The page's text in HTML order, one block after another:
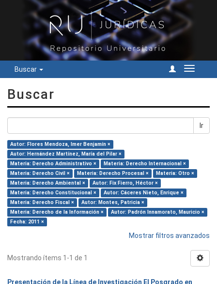
Buscar
Cambiar
Buscar
Ir
Autor: Flores Mendoza, Imer Benjamín ×
Autor: Hernández Martínez, María del Pilar ×
Materia: Derecho Administrativo ×
Materia: Derecho Internacional ×
Materia: Derecho Civil ×
Materia: Derecho Procesal ×
Materia: Otro ×
Materia: Derecho Ambiental ×
Autor: Fix Fierro, Héctor ×
Materia: Derecho Constitucional ×
Autor: Cáceres Nieto, Enrique ×
Materia: Derecho Fiscal ×
Autor: Montes, Patricia ×
Materia: Derecho de la Información ×
Autor: Padrón Innamorato, Mauricio ×
Fecha: 2011 ×
Mostrar filtros avanzados
Mostrando ítems 1-1 de 1
Presentación de la Línea de Investigación El Posgrado en